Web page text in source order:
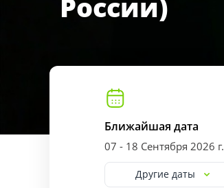
Ближайшая дата
07 - 18 Сентября 2026 г.
Другие даты